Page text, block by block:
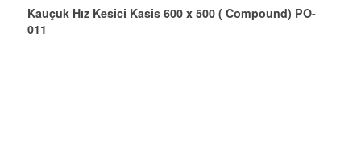
Kauçuk Hız Kesici Kasis 600 x 500 ( Compound) PO-
011